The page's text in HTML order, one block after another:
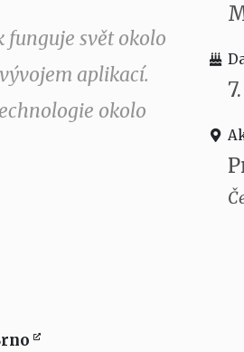
funguje svět okolo
aplikací.
okolo